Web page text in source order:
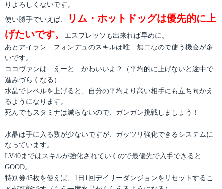
りよろしくないです。
使い勝手でいえば、
リム・ホットドッグは優先的に上
げたいです。
エスプレッソも出来れば早めに。
あとアイラン・フォンデュのスキルは唯一無二なので使う機会が多
いです。
ココヴァンは…えーと…かわいいよ？（平均的に上げないと途中で
進みづらくなる）
水晶でレベルを上げると、自分の平均より高い相手にも立ち向かえ
るようになります。
死んでもスタミナは減らないので、ガンガン挑戦しましょう！
水晶は手に入る数が少ないですが、ガッツリ強化できるシステムに
なっています。
LV40まではスキルが強化されていくので最優先で入手できると
GOOD。
特別券45枚を使えば、1日1回デイリーダンジョンをリセットするこ